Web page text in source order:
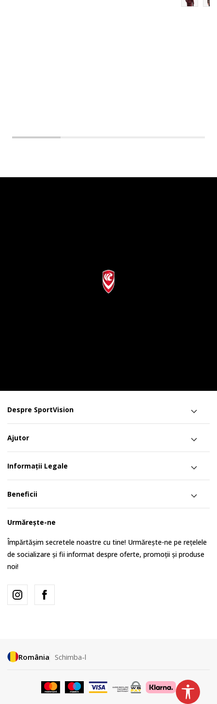
Despre SportVision
Ajutor
Informații Legale
Beneficii
Urmărește-ne
Împărtășim secretele noastre cu tine! Urmărește-ne pe rețelele
de socializare și fii informat despre oferte, promoții și produse
noi!
România Schimba-l